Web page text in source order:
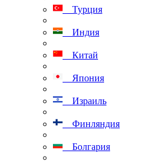
Турция
Индия
Китай
Япония
Израиль
Финляндия
Болгария